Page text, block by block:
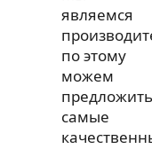
являемся
по этому
можем
предложить
самые